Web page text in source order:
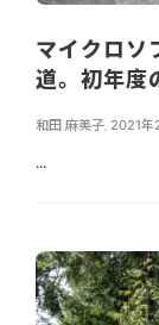
マイクロソ
道。初年度
和田 麻美子 2021年
...